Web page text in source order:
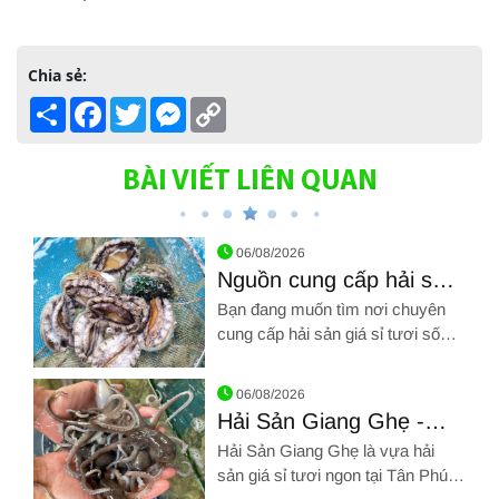
Chia sẻ:
Share Facebook
TwitterMessenger
BÀI VIẾT LIÊN QUAN
Hình ảnh về Nguồn cung cấp hải sản giá sỉ tươi sống tại
06/08/2026
Nguồn cung cấp hải sản
giá sỉ tươi sống tại
TPHCM
Bạn đang muốn tìm nơi chuyên
cung cấp hải sản giá sỉ tươi sống
bài viết này để biết ngay địa chỉ
uy tín nhất nhé!
06/08/2026
Hải Sản Giang Ghẹ -
Vựa hải sản giá sỉ tươi
ngon tại Tân Phú
Hải Sản Giang Ghẹ là vựa hải
sản giá sỉ tươi ngon tại Tân Phú